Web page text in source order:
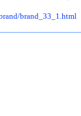
brand_33_1.html